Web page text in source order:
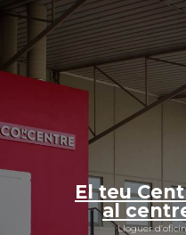
El teu
Lloguer
al